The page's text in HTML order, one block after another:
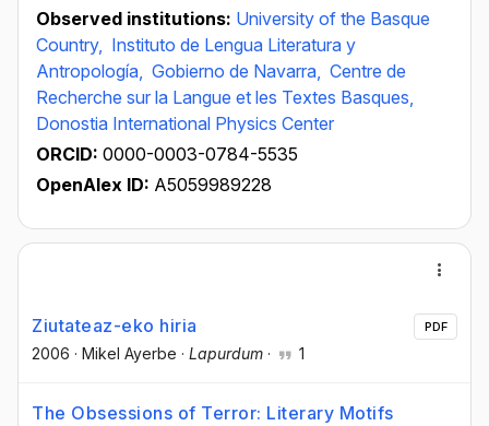
Observed institutions: University of the Basque
Country, Instituto de Lengua Literatura y
Antropología, Gobierno de Navarra, Centre de
Recherche sur la Langue et les Textes Basques,
Donostia International Physics Center
ORCID: 0000-0003-0784-5535
OpenAlex ID: A5059989228
Ziutateaz-eko hiria
2006 · Mikel Ayerbe · Lapurdum · 1
PDF
The Obsessions of Terror: Literary Motifs